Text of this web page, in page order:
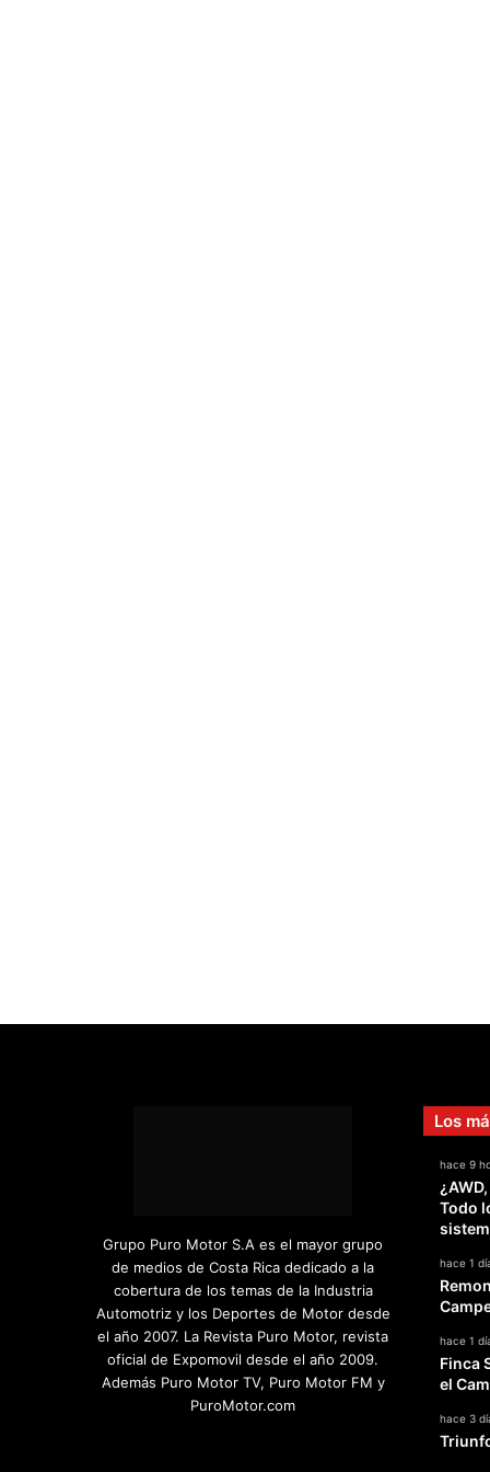
Grupo Puro Motor S.A es el mayor grupo
de medios de Costa Rica dedicado a la
cobertura de los temas de la Industria
Automotriz y los Deportes de Motor desde
el año 2007. La Revista Puro Motor, revista
oficial de Expomovil desde el año 2009.
Además Puro Motor TV, Puro Motor FM y
PuroMotor.com
Los
hace 9
Todo
hace 1
hace 1
Finca
el
hace 3